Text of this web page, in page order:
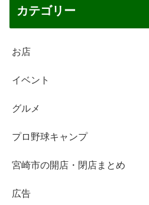
カテゴリー
お店
イベント
グルメ
プロ野球キャンプ
宮崎市の開店・閉店まとめ
広告